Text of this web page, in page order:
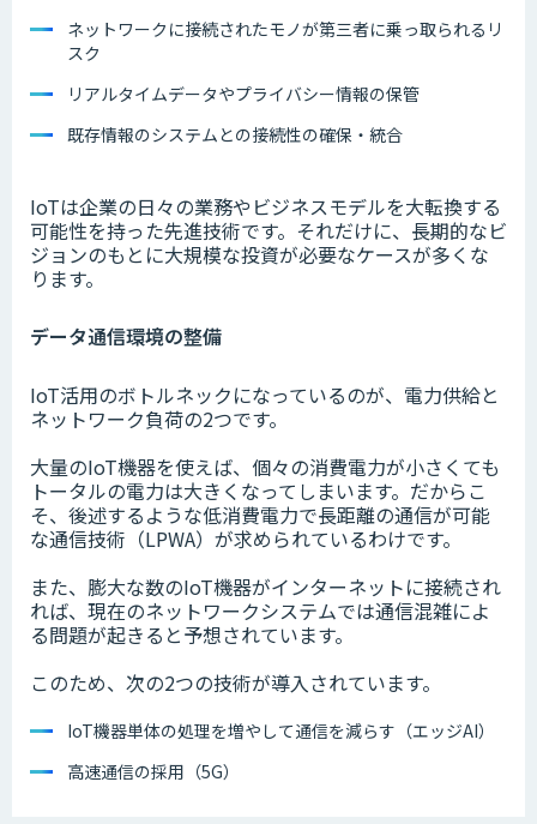
ネットワークに接続されたモノが第三者に乗っ取られるリ
スク
リアルタイムデータやプライバシー情報の保管
既存情報のシステムとの接続性の確保・統合
IoTは企業の日々の業務やビジネスモデルを大転換する
可能性を持った先進技術です。それだけに、長期的なビ
ジョンのもとに大規模な投資が必要なケースが多くな
ります。
データ通信環境の整備
IoT活用のボトルネックになっているのが、電力供給と
ネットワーク負荷の2つです。
大量のIoT機器を使えば、個々の消費電力が小さくても
トータルの電力は大きくなってしまいます。だからこ
そ、後述するような低消費電力で長距離の通信が可能
な通信技術（LPWA）が求められているわけです。
また、膨大な数のIoT機器がインターネットに接続され
れば、現在のネットワークシステムでは通信混雑によ
る問題が起きると予想されています。
このため、次の2つの技術が導入されています。
IoT機器単体の処理を増やして通信を減らす（エッジAI）
高速通信の採用（5G）